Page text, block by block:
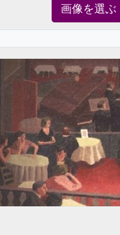
画像を選ぶ